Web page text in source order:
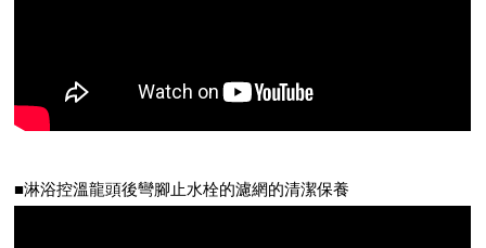
■淋浴控溫龍頭後彎腳止水栓的濾網的清潔保養